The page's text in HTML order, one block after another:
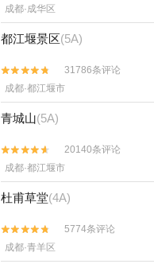
成都·成华区
都江堰景区(5A)


31786条评论
成都·都江堰市
青城山(5A)


20140条评论
成都·都江堰市
杜甫草堂(4A)


5774条评论
成都·青羊区